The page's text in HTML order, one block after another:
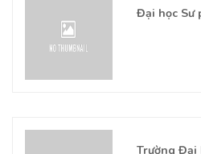
Đại học Sư
Trường Đại